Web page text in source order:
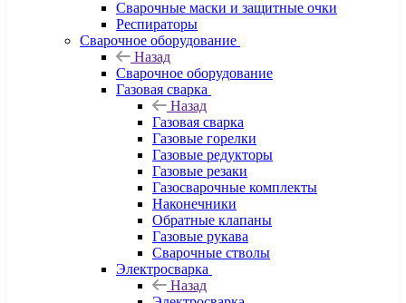
Сварочные маски и защитные очки
Респираторы
Сварочное оборудование
Назад
Сварочное оборудование
Газовая сварка
Назад
Газовая сварка
Газовые горелки
Газовые редукторы
Газовые резаки
Газосварочные комплекты
Наконечники
Обратные клапаны
Газовые рукава
Сварочные стволы
Электросварка
Назад